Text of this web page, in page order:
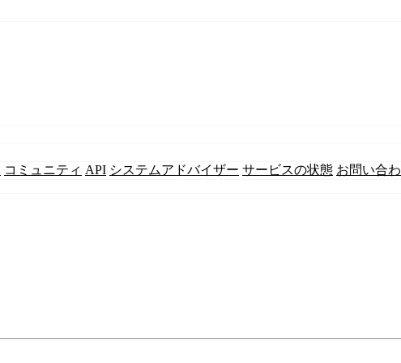
コミュニティ API システムアドバイザー サービスの状態 お問い合